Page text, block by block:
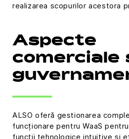
realizarea scopurilor acestora
Aspecte
comerciale
ALSO oferă gestionarea
funcționare pentru WaaS
funcții tehnologice intuitive și